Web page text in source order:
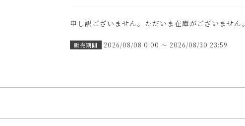
申し訳ございません。ただいま在庫がございません。
販売期間 2026/08/08 0:00 〜 2026/08/30 23:59